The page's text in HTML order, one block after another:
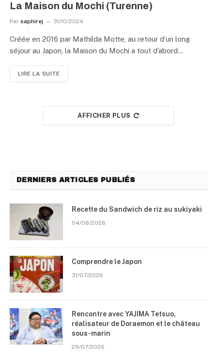
La Maison du Mochi (Turenne)
Par saphirej 31/10/2024
Créée en 2016 par Mathilda Motte, au retour d’un long
séjour au Japon, la Maison du Mochi a tout d’abord…
LIRE LA SUITE
AFFICHER PLUS
DERNIERS ARTICLES PUBLIÉS
Recette du Sandwich de riz au sukiyaki
04/08/2026
Comprendre le Japon
31/07/2026
Rencontre avec YAJIMA Tetsuo,
réalisateur de Doraemon et le château
sous-marin
29/07/2026